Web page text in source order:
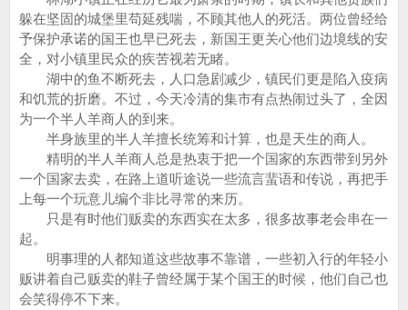
躲在坚固的城堡里苟延残喘，不顾其他人的死活。两位曾经给
予保护承诺的国王也早已死去，新国王更关心他们边境线的安
全，对小镇里民众的疾苦视若无睹。
湖中的鱼不断死去，人口急剧减少，镇民们更是陷入疫病
和饥荒的折磨。不过，今天冷清的集市有点热闹过头了，全因
为一个半人羊商人的到来。
半身族里的半人羊擅长统筹和计算，也是天生的商人。
精明的半人羊商人总是热衷于把一个国家的东西带到另外
一个国家去卖，在路上道听途说一些流言蜚语和传说，再把手
上每一个玩意儿编个非比寻常的来历。
只是有时他们贩卖的东西实在太多，很多故事老会串在一
起。
明事理的人都知道这些故事不靠谱，一些初入行的年轻小
贩讲着自己贩卖的鞋子曾经属于某个国王的时候，他们自己也
会笑得停不下来。